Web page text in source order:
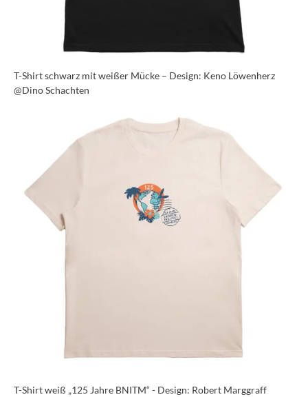
T-Shirt schwarz mit weißer Mücke – Design: Keno Löwenherz
@Dino Schachten
T-Shirt weiß „125 Jahre BNITM“ - Design: Robert Marggraff